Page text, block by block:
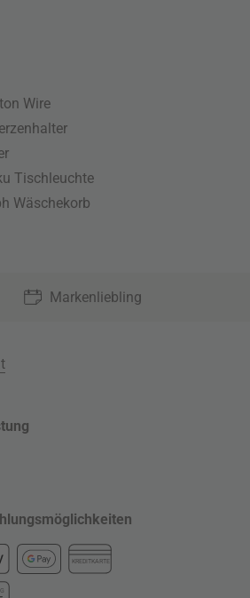
Wire
Tischleuchte
Wäschekorb
Markenliebling
KREDITKARTE